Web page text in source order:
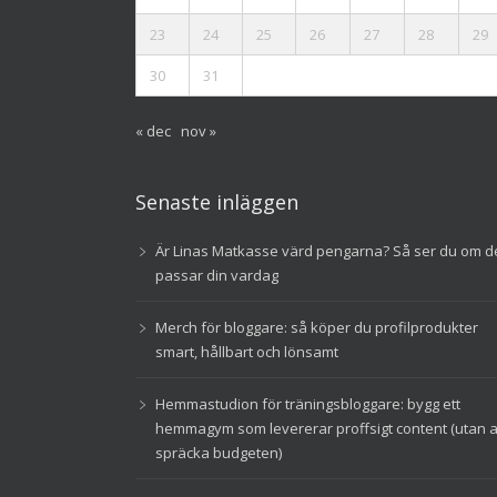
23 24 25 26 27 28 29
30 31
« dec nov »
Senaste inläggen
Är Linas Matkasse värd pengarna? Så ser du om
passar din vardag
Merch för bloggare: så köper du profilprodukter
smart, hållbart och lönsamt
Hemmastudion för träningsbloggare: bygg ett
hemmagym som levererar proffsigt content (utan
spräcka budgeten)